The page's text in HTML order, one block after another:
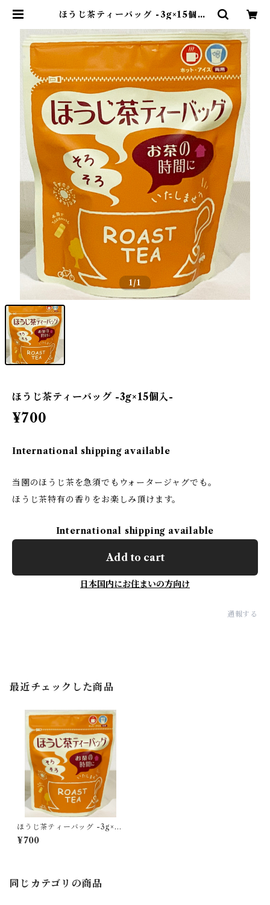
ほうじ茶ティーバッグ -3g×15個入-
ラインショップ
1/1
ほうじ茶ティーバッグ -3g×15個入-
¥700
International shipping available
当園のほうじ茶を急須でもウォータージャグでも。
ほうじ茶特有の香りをお楽しみ頂けます。
International shipping available
Add to cart
日本国内にお住まいの方向け
通報する
最近チェックした商品
ほうじ茶ティーバッグ -3g×15
個入-
¥700
同じカテゴリの商品